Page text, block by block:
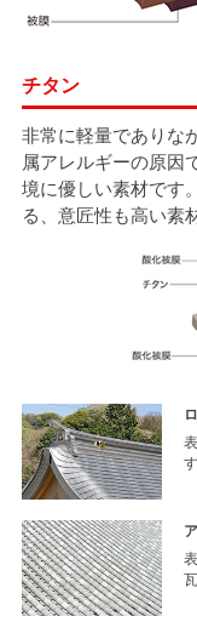
チタン
非常に軽量でありな
属アレルギーの原因
境に優しい素材です
る、意匠性も高い素
す